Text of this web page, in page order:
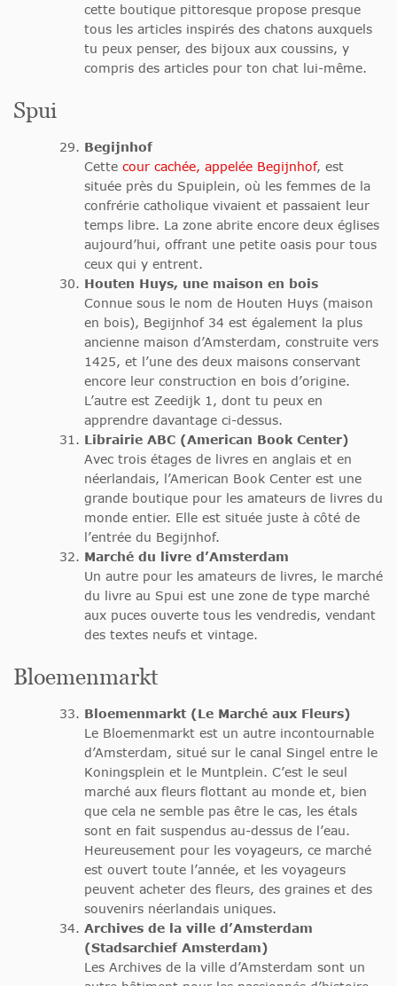
cette boutique pittoresque propose presque
tous les articles inspirés des chatons auxquels
tu peux penser, des bijoux aux coussins, y
compris des articles pour ton chat lui-même.
Spui
Begijnhof
Cette cour cachée, appelée Begijnhof, est
située près du Spuiplein, où les femmes de la
confrérie catholique vivaient et passaient leur
temps libre. La zone abrite encore deux églises
aujourd’hui, offrant une petite oasis pour tous
ceux qui y entrent.
Houten Huys, une maison en bois
Connue sous le nom de Houten Huys (maison
en bois), Begijnhof 34 est également la plus
ancienne maison d’Amsterdam, construite vers
1425, et l’une des deux maisons conservant
encore leur construction en bois d’origine.
L’autre est Zeedijk 1, dont tu peux en
apprendre davantage ci-dessus.
Librairie ABC (American Book Center)
Avec trois étages de livres en anglais et en
néerlandais, l’American Book Center est une
grande boutique pour les amateurs de livres du
monde entier. Elle est située juste à côté de
l’entrée du Begijnhof.
Marché du livre d’Amsterdam
Un autre pour les amateurs de livres, le marché
du livre au Spui est une zone de type marché
aux puces ouverte tous les vendredis, vendant
des textes neufs et vintage.
Bloemenmarkt
Bloemenmarkt (Le Marché aux Fleurs)
Le Bloemenmarkt est un autre incontournable
d’Amsterdam, situé sur le canal Singel entre le
Koningsplein et le Muntplein. C’est le seul
marché aux fleurs flottant au monde et, bien
que cela ne semble pas être le cas, les étals
sont en fait suspendus au-dessus de l’eau.
Heureusement pour les voyageurs, ce marché
est ouvert toute l’année, et les voyageurs
peuvent acheter des fleurs, des graines et des
souvenirs néerlandais uniques.
Archives de la ville d’Amsterdam
(Stadsarchief Amsterdam)
Les Archives de la ville d’Amsterdam sont un